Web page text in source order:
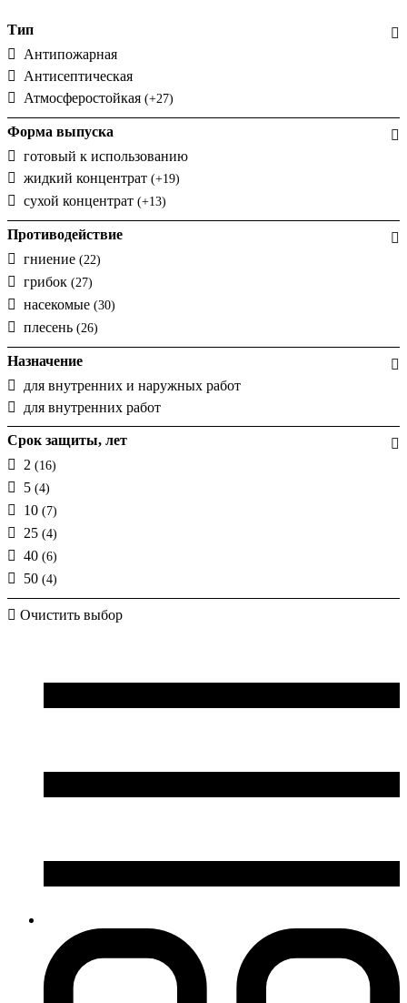
Тип
Антипожарная
Антисептическая
Атмосферостойкая (+27)
Форма выпуска
готовый к использованию
жидкий концентрат (+19)
сухой концентрат (+13)
Противодействие
гниение (22)
грибок (27)
насекомые (30)
плесень (26)
Назначение
для внутренних и наружных работ
для внутренних работ
Срок защиты, лет
2 (16)
5 (4)
10 (7)
25 (4)
40 (6)
50 (4)
Очистить выбор